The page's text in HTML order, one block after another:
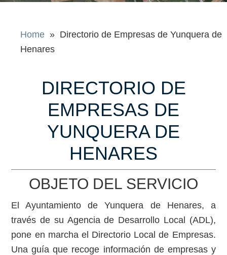
Home » Directorio de Empresas de Yunquera de
Henares
DIRECTORIO DE
EMPRESAS DE
YUNQUERA DE
HENARES
OBJETO DEL SERVICIO
El Ayuntamiento de Yunquera de Henares, a
través de su Agencia de Desarrollo Local (ADL),
pone en marcha el Directorio Local de Empresas.
Una guía que recoge información de empresas y